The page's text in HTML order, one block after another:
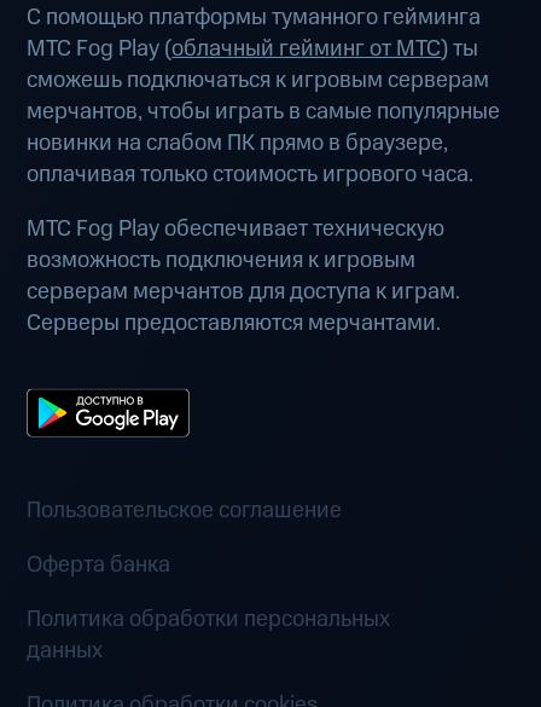
С помощью платформы туманного гейминга
МТС Fog Play (облачный гейминг от МТС) ты
сможешь подключаться к игровым серверам
мерчантов, чтобы играть в самые популярные
новинки на слабом ПК прямо в браузере,
оплачивая только стоимость игрового часа.
МТС Fog Play обеспечивает техническую
возможность подключения к игровым
серверам мерчантов для доступа к играм.
Серверы предоставляются мерчантами.
Пользовательское соглашение
Оферта банка
Политика обработки персональных
данных